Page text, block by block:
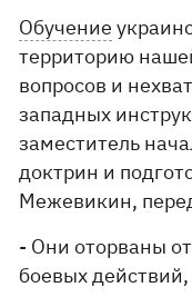
Обучение
территорию
вопросов и
западных
заместитель
доктрин и
Межевикин,
- Они оторваны
боевых